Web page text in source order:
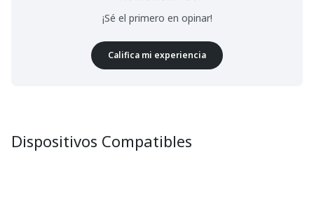
¡Sé el primero en opinar!
Califica mi experiencia
Dispositivos Compatibles